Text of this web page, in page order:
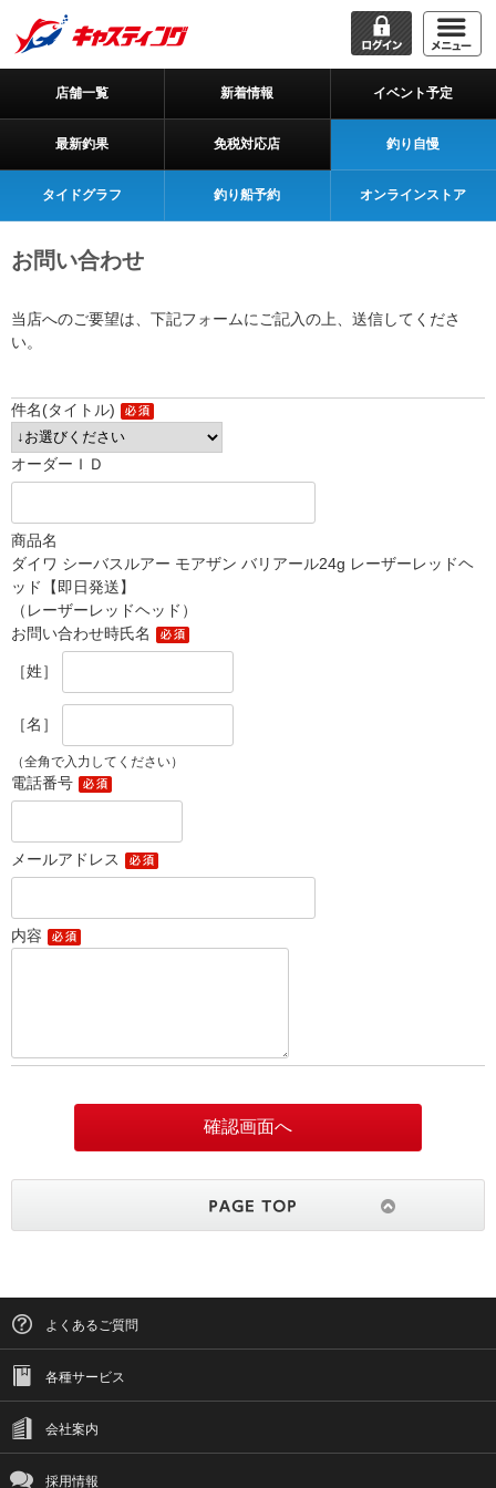
店舗一覧 新着情報 イベント予定
最新釣果 免税対応店 釣り自慢
タイドグラフ 釣り船予約 オンラインストア
お問い合わせ
当店へのご要望は、下記フォームにご記入の上、送信してくださ
い。
件名(タイトル)
オーダーＩＤ
商品名
ダイワ シーバスルアー モアザン バリアール24g レーザーレッドヘ
ッド【即日発送】
（レーザーレッドヘッド）
お問い合わせ時氏名
［姓］
［名］
（全角で入力してください）
電話番号
メールアドレス
内容
よくあるご質問
各種サービス
会社案内
採用情報